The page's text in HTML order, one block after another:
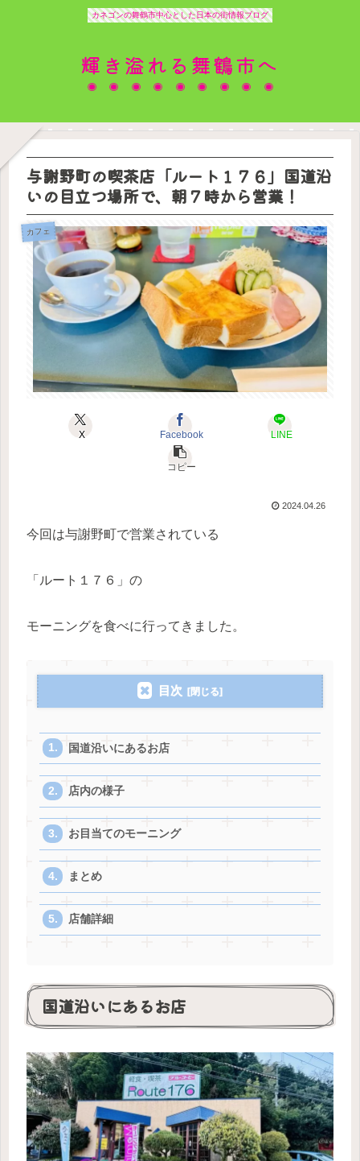
カネゴンの舞鶴市中心とした日本の街情報ブログ
輝き溢れる舞鶴市へ
与謝野町の喫茶店「ルート１７６」国道沿
いの目立つ場所で、朝７時から営業！
カフェ
X Facebook LINE
コピー
2024.04.26
今回は与謝野町で営業されている
「ルート１７６」の
モーニングを食べに行ってきました。
目次
国道沿いにあるお店
店内の様子
お目当てのモーニング
まとめ
店舗詳細
国道沿いにあるお店